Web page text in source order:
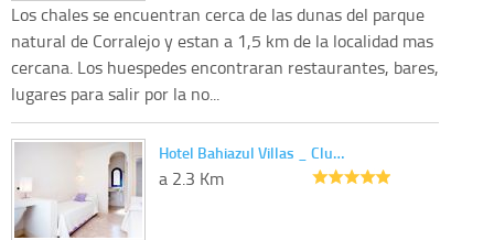
Los chales se encuentran cerca de las dunas del parque
natural de Corralejo y estan a 1,5 km de la localidad mas
cercana. Los huespedes encontraran restaurantes, bares,
lugares para salir por la no...
Hotel Bahiazul Villas _ Clu…
a 2.3 Km